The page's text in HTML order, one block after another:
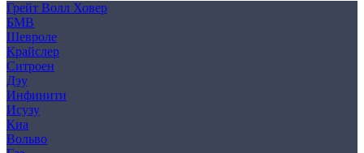
Грейт Волл Ховер
БМВ
Шевроле
Крайслер
Ситроен
Дэу
Инфинити
Исузу
Киа
Вольво